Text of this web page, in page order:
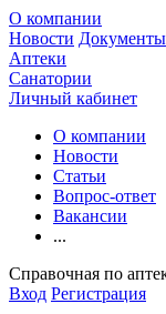
О компании
Новости Документы
Аптеки
Санатории
Личный кабинет
О компании
Новости
Статьи
Вопрос-ответ
Вакансии
...
Справочная по
Вход Регистрация